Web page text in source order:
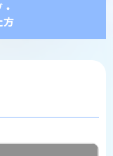
方